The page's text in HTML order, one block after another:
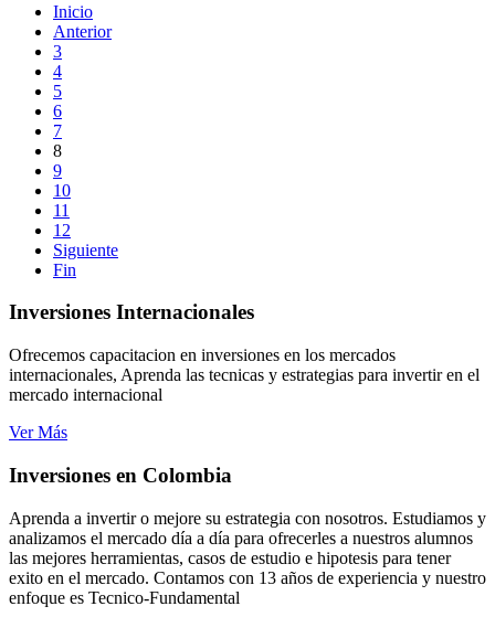
Inicio
Anterior
3
4
5
6
7
8
9
10
11
12
Siguiente
Fin
Inversiones Internacionales
Ofrecemos capacitacion en inversiones en los mercados
internacionales, Aprenda las tecnicas y estrategias para invertir en el
mercado internacional
Ver Más
Inversiones en Colombia
Aprenda a invertir o mejore su estrategia con nosotros. Estudiamos y
analizamos el mercado día a día para ofrecerles a nuestros alumnos
las mejores herramientas, casos de estudio e hipotesis para tener
exito en el mercado. Contamos con 13 años de experiencia y nuestro
enfoque es Tecnico-Fundamental